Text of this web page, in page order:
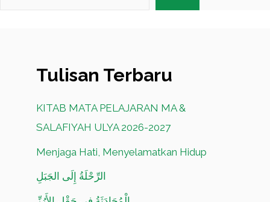
Tulisan Terbaru
KITAB MATA PELAJARAN MA &
SALAFIYAH ULYA 2026-2027
Menjaga Hati, Menyelamatkan Hidup
الرِّحْلَةُ إِلَى الجَبَلِ